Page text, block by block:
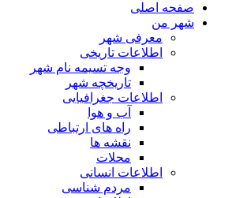
صفحه اصلی
شهر من
معرفی شهر
اطلاعات تاریخی
وجه تسیمه نام شهر
تاریخچه شهر
اطلاعات جغرافیایی
آب و هوا
راه های ارتباطی
نقشه ها
محلات
اطلاعات انسانی
مردم شناسی